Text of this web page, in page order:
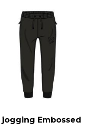
jogging Embossed